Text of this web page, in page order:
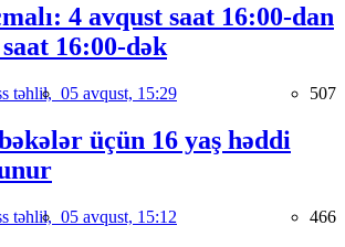
4 avqust saat 16:00-dan
16:00-dək
təhlil, 05 avqust, 15:29 507
üçün 16 yaş həddi
təhlil, 05 avqust, 15:12 466